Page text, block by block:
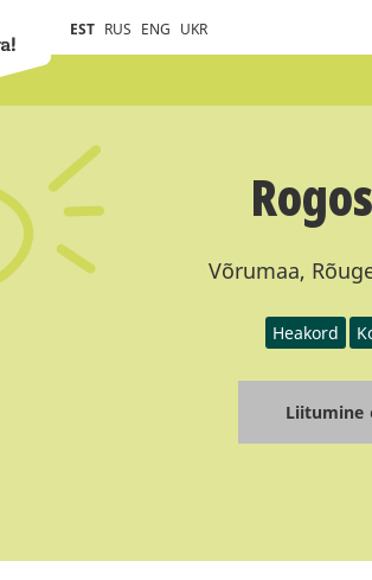
EST RUS ENG UKR
Võrumaa,
Heakord
Liitumine